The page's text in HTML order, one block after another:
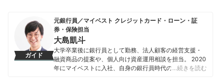
ガイド
元銀行員／マイベスト クレジットカード・ローン・証
券・保険担当
大島凱斗
大学卒業後に銀行員として勤務、法人顧客の経営支援・
融資商品の提案や、個人向け資産運用相談を担当。 2020
年にマイベストに入社、自身の銀行員時代の経験を活か
…続きを読む